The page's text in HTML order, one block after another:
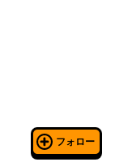
フォロー